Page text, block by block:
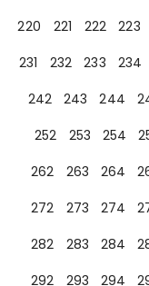
220
221 222 223
231
232 233 234
242
243 244
252
253 254
262
263 264
272
273 274
282
283 284
292
293 294